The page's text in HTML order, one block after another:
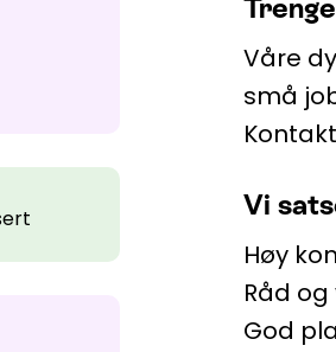
Våre
små
Vi
Høy
Råd
God